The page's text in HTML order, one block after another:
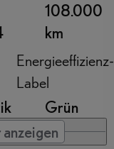
108.000
km
Energieeffizienz-
Label
Grün